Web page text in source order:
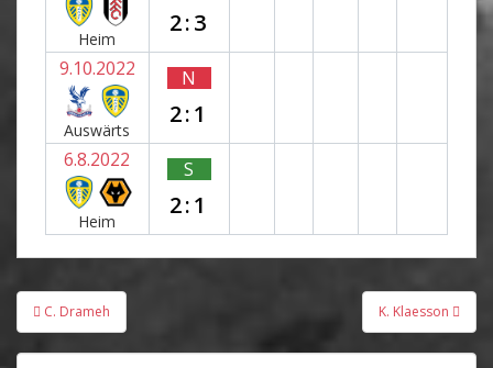
Heim
2:3
9.10.2022
Auswärts
N
2:1
6.8.2022
Heim
S
2:1
Beitragsnavigation
C. Drameh K. Klaesson